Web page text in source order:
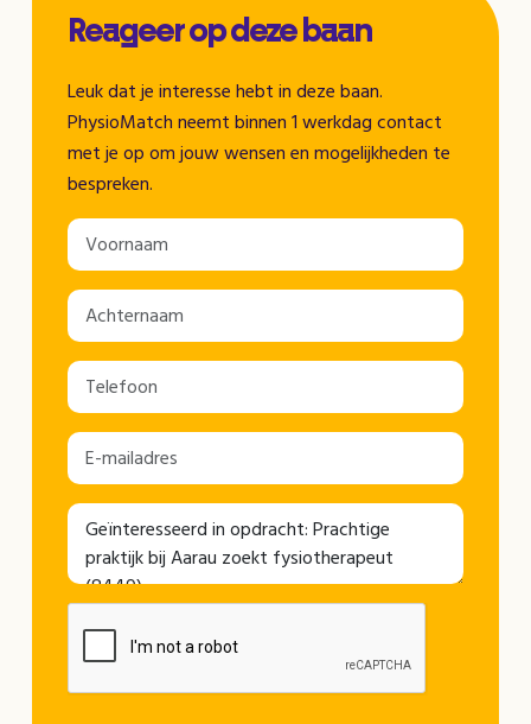
Reageer op deze baan
Leuk dat je interesse hebt in deze baan.
PhysioMatch neemt binnen 1 werkdag contact
met je op om jouw wensen en mogelijkheden te
bespreken.